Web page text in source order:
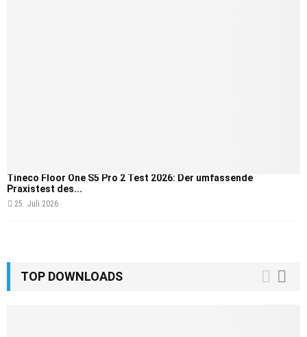
Tineco Floor One S5 Pro 2 Test 2026: Der umfassende
Praxistest des...
25. Juli 2026
TOP DOWNLOADS